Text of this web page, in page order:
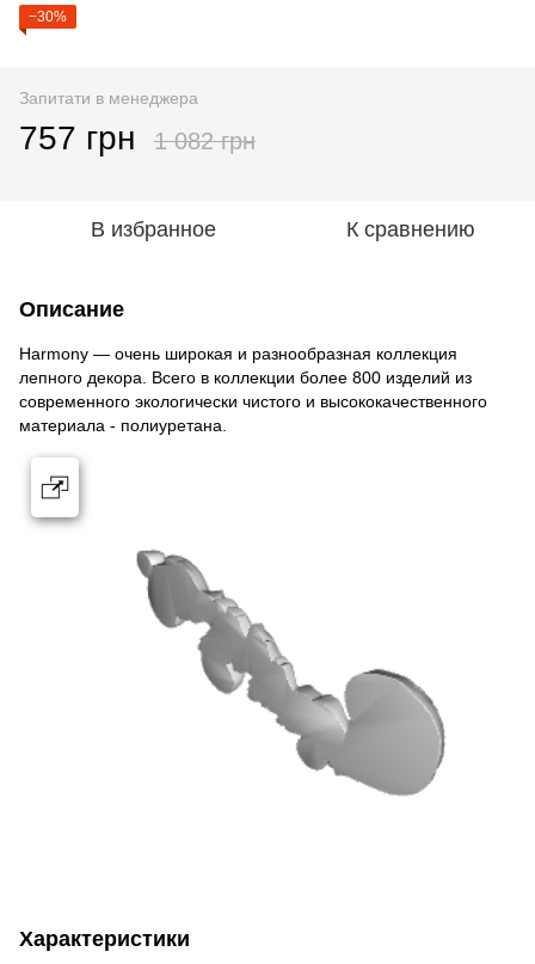
−30%
Запитати в менеджера
757 грн 1 082 грн
В избранное К сравнению
Описание
Harmony — очень широкая и разнообразная коллекция
лепного декора. Всего в коллекции более 800 изделий из
современного экологически чистого и высококачественного
материала - полиуретана.
Характеристики